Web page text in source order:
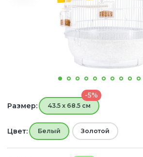
Размер:
-5%
43.5 x 68.5 см
Цвет: Белый Золотой